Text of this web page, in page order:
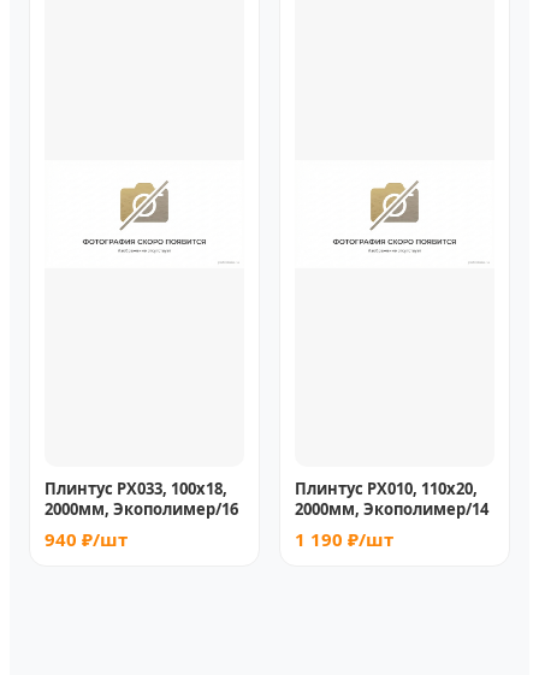
Плинтус PX033, 100х18,
2000мм, Экополимер/16
940 ₽/шт
Плинтус PX010, 110х20,
2000мм, Экополимер/14
1 190 ₽/шт